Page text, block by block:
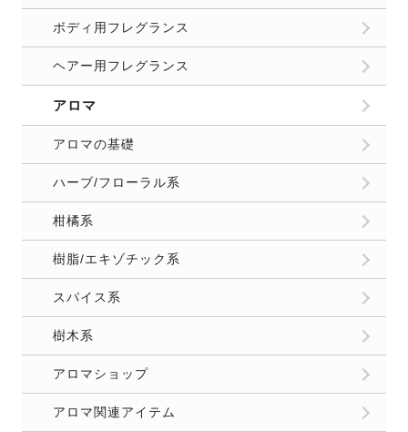
ボディ用フレグランス
ヘアー用フレグランス
アロマ
アロマの基礎
ハーブ/フローラル系
柑橘系
樹脂/エキゾチック系
スパイス系
樹木系
アロマショップ
アロマ関連アイテム